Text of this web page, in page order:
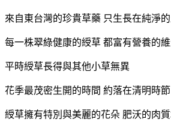
來自東台灣的珍貴草藥 只生長在純淨
每一株翠綠健康的綬草 都富有營養的
平時綬草長得與其他小草無異
花季最茂密生開的時間 約落在清明時
綬草擁有特別與美麗的花朵 肥沃的肉